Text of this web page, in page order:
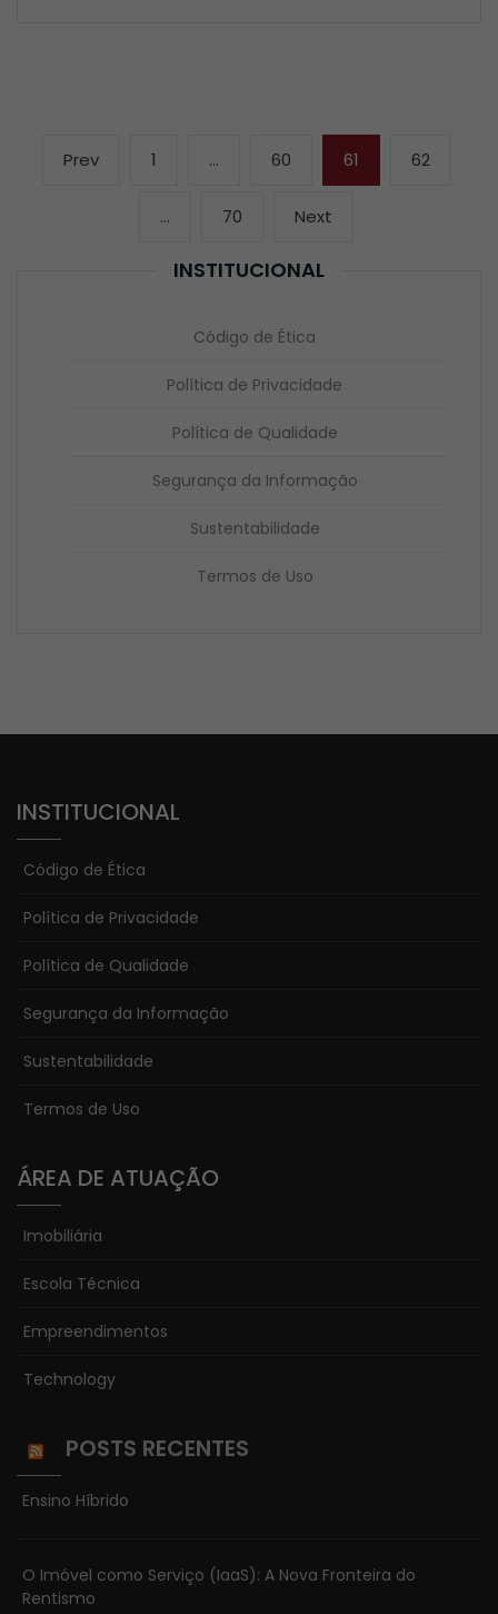
Navegação
PrevPreviousPage
1 … Page
60 Page
61 Page
62
… Page
70 Next
INSTITUCIONAL
Código de Ética
Política de Privacidade
Política de Qualidade
Segurança da Informação
Sustentabilidade
Termos de Uso
INSTITUCIONAL
Código de Ética
Política de Privacidade
Política de Qualidade
Segurança da Informação
Sustentabilidade
Termos de Uso
ÁREA DE ATUAÇÃO
Imobiliária
Escola Técnica
Empreendimentos
Technology
POSTS RECENTES
Ensino Híbrido
O Imóvel como Serviço (IaaS): A Nova Fronteira do
Rentismo
visita. Se você